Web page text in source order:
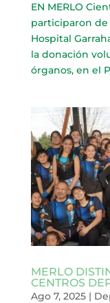
EN MERLO
participaron de
Hospital
la donación
órganos, en el
MERLO
CENTROS
Ago 7, 2025|